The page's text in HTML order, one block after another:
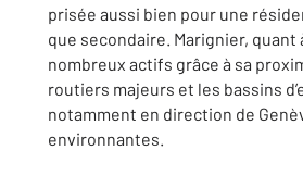
prisée aussi bien pour une
que secondaire. Marignier, quant
nombreux actifs grâce à sa
routiers majeurs et les bassins
notamment en direction de
environnantes.